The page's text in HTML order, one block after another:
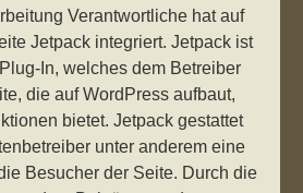
Verantwortliche hat auf
Jetpack integriert. Jetpack ist
In, welches dem Betreiber
die auf WordPress aufbaut,
bietet. Jetpack gestattet
unter anderem eine
Besucher der Seite. Durch die